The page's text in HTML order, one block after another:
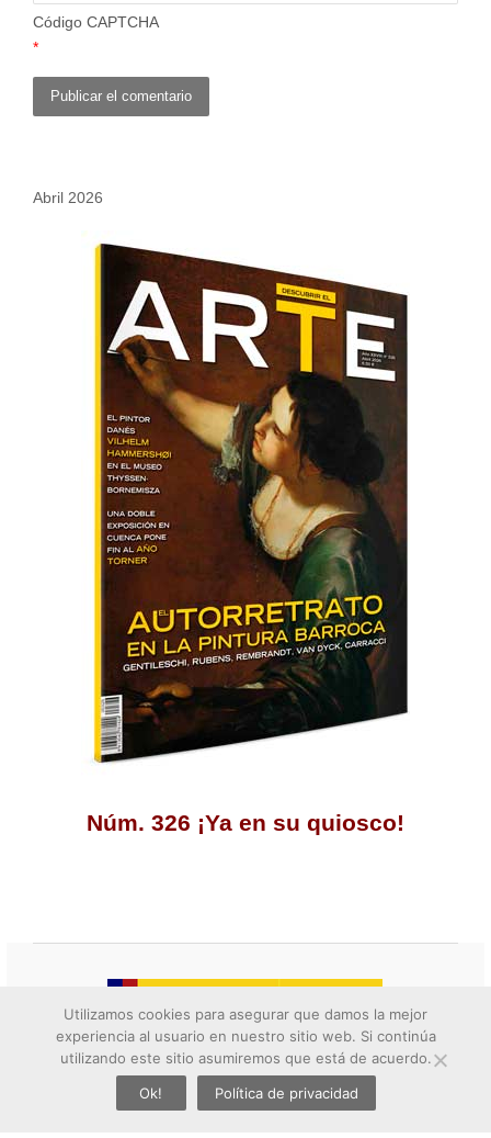
facebook whatsapp google+
Código CAPTCHA
*
Abril 2026
Núm. 326 ¡Ya en su quiosco!
© 2026 Descubrir el arte. All rights reserved.
Utilizamos cookies para asegurar que damos la mejor
experiencia al usuario en nuestro sitio web. Si continúa
utilizando este sitio asumiremos que está de acuerdo.
Ok!
Política de privacidad